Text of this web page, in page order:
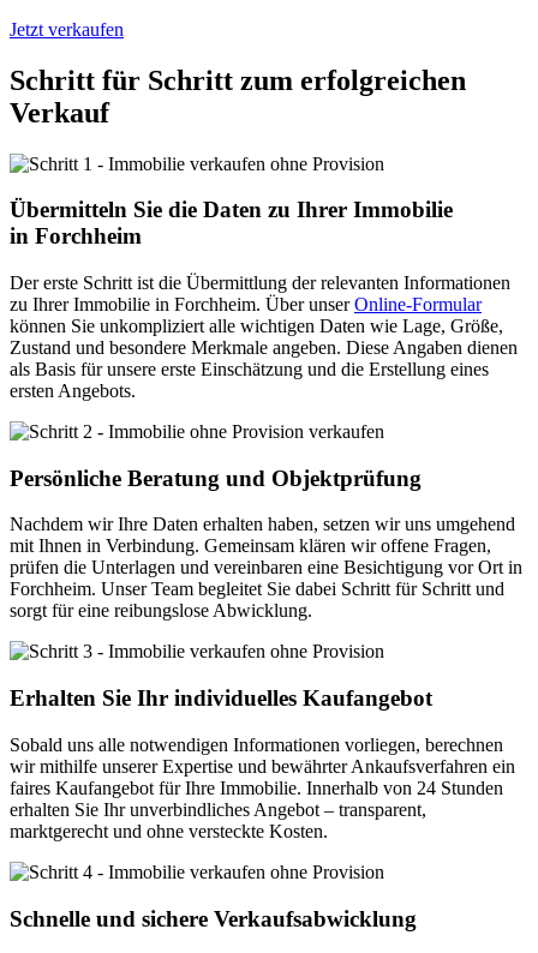
Jetzt verkaufen
Schritt für Schritt zum erfolgreichen
Verkauf
Übermitteln Sie die Daten zu Ihrer Immobilie
in Forchheim
Der erste Schritt ist die Übermittlung der relevanten Informationen
zu Ihrer Immobilie in Forchheim. Über unserOnline-Formular
können Sie unkompliziert alle wichtigen Daten wie Lage, Größe,
Zustand und besondere Merkmale angeben. Diese Angaben dienen
als Basis für unsere erste Einschätzung und die Erstellung eines
ersten Angebots.
Persönliche Beratung und Objektprüfung
Nachdem wir Ihre Daten erhalten haben, setzen wir uns umgehend
mit Ihnen in Verbindung. Gemeinsam klären wir offene Fragen,
prüfen die Unterlagen und vereinbaren eine Besichtigung vor Ort in
Forchheim. Unser Team begleitet Sie dabei Schritt für Schritt und
sorgt für eine reibungslose Abwicklung.
Erhalten Sie Ihr individuelles Kaufangebot
Sobald uns alle notwendigen Informationen vorliegen, berechnen
wir mithilfe unserer Expertise und bewährter Ankaufsverfahren ein
faires Kaufangebot für Ihre Immobilie. Innerhalb von 24 Stunden
erhalten Sie Ihr unverbindliches Angebot – transparent,
marktgerecht und ohne versteckte Kosten.
Schnelle und sichere Verkaufsabwicklung